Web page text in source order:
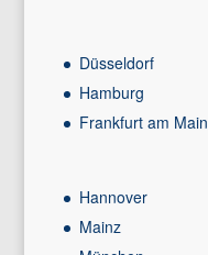
Düsseldorf
Hamburg
Frankfurt am Main
Hannover
Mainz